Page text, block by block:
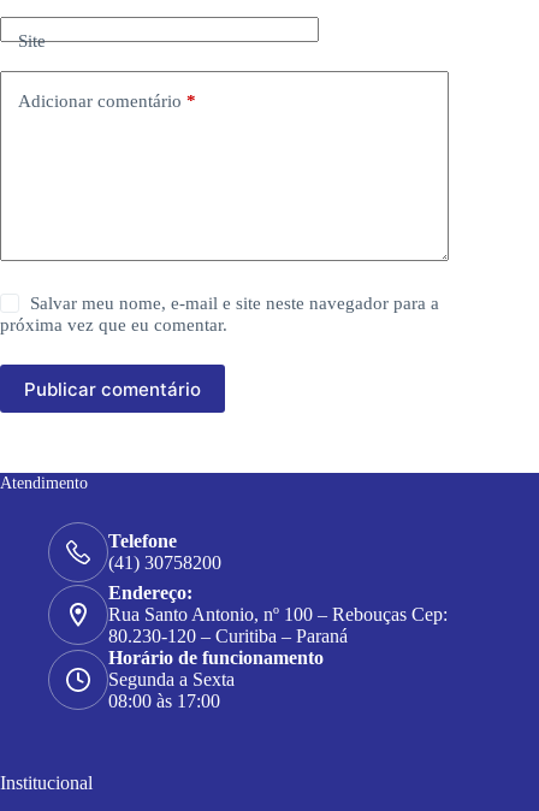
Site
Adicionar comentário *
Salvar meu nome, e-mail e site neste navegador para a
próxima vez que eu comentar.
Publicar comentário
Atendimento
Telefone
(41) 30758200
Endereço:
Rua Santo Antonio, nº 100 – Rebouças Cep:
80.230-120 – Curitiba – Paraná
Horário de funcionamento
Segunda a Sexta
08:00 às 17:00
Institucional